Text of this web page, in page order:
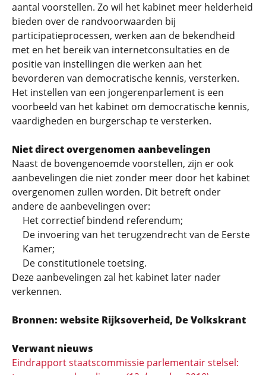
aantal voorstellen. Zo wil het kabinet meer helderheid
bieden over de randvoorwaarden bij
participatieprocessen, werken aan de bekendheid
met en het bereik van internetconsultaties en de
positie van instellingen die werken aan het
bevorderen van democratische kennis, versterken.
Het instellen van een jongerenparlement is een
voorbeeld van het kabinet om democratische kennis,
vaardigheden en burgerschap te versterken.
Niet direct overgenomen aanbevelingen
Naast de bovengenoemde voorstellen, zijn er ook
aanbevelingen die niet zonder meer door het kabinet
overgenomen zullen worden. Dit betreft onder
andere de aanbevelingen over:
Het correctief bindend referendum;
De invoering van het terugzendrecht van de Eerste
Kamer;
De constitutionele toetsing.
Deze aanbevelingen zal het kabinet later nader
verkennen.
Bronnen: website Rijksoverheid, De Volkskrant
Verwant nieuws
Eindrapport staatscommissie parlementair stelsel: